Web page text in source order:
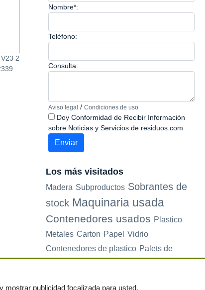
2
encajable
Aspirador Taurus
Nombre*:
Teléfono:
Consulta:
Aviso legal / Condiciones de uso
Doy Conformidad de Recibir Información
sobre Noticias y Servicios de residuos.com
Los más visitados
Madera Subproductos Sobrantes de
stock Maquinaria usada
Contenedores usados Plastico
Metales Carton Papel Vidrio
Contenedores de plastico Palets de
mostrar publicidad focalizada para usted.